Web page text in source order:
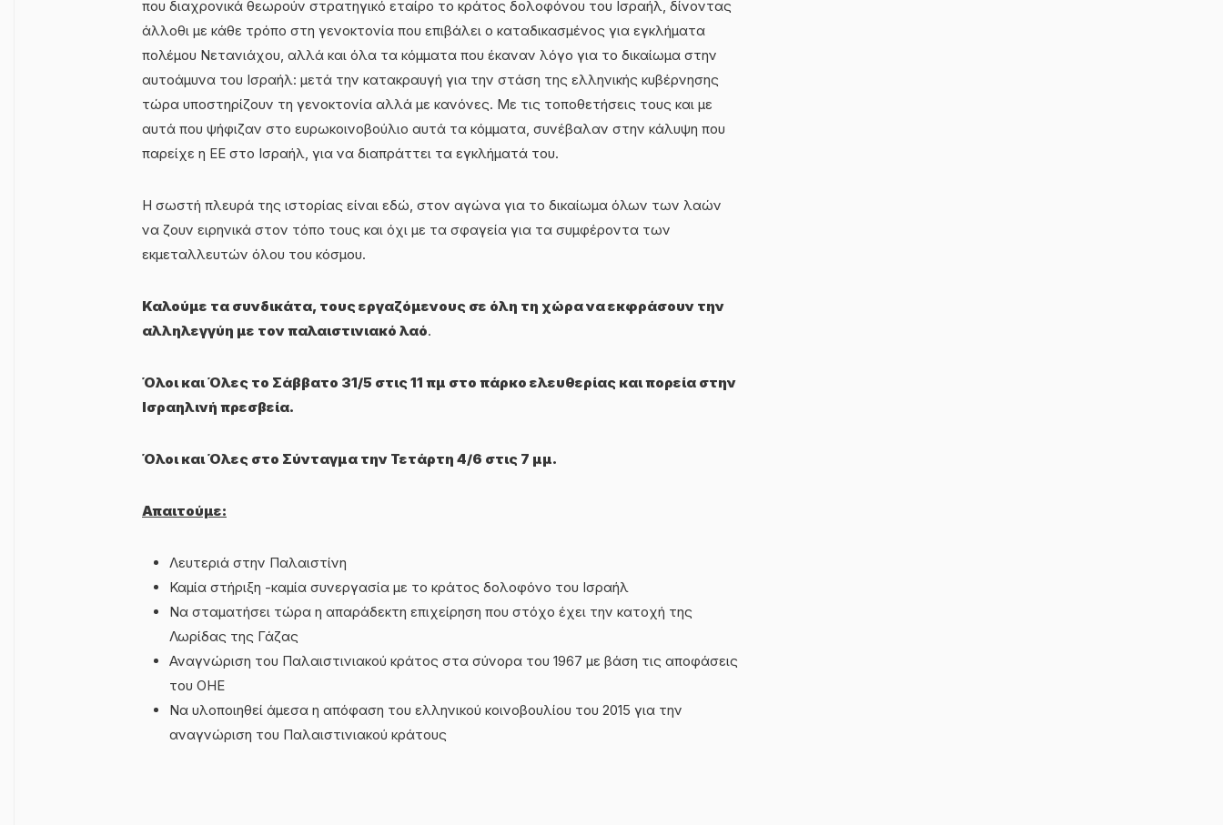
που διαχρονικά θεωρούν στρατηγικό εταίρο το κράτος δολοφόνου του Ισραήλ, δίνοντας
άλλοθι με κάθε τρόπο στη γενοκτονία που επιβάλει ο καταδικασμένος για εγκλήματα
πολέμου Νετανιάχου, αλλά και όλα τα κόμματα που έκαναν λόγο για το δικαίωμα στην
αυτοάμυνα του Ισραήλ: μετά την κατακραυγή για την στάση της ελληνικής κυβέρνησης
τώρα υποστηρίζουν τη γενοκτονία αλλά με κανόνες. Με τις τοποθετήσεις τους και με
αυτά που ψήφιζαν στο ευρωκοινοβούλιο αυτά τα κόμματα, συνέβαλαν στην κάλυψη που
παρείχε η ΕΕ στο Ισραήλ, για να διαπράττει τα εγκλήματά του.
Η σωστή πλευρά της ιστορίας είναι εδώ, στον αγώνα για το δικαίωμα όλων των λαών
να ζουν ειρηνικά στον τόπο τους και όχι με τα σφαγεία για τα συμφέροντα των
εκμεταλλευτών όλου του κόσμου.
Καλούμε τα συνδικάτα, τους εργαζόμενους σε όλη τη χώρα να εκφράσουν την
αλληλεγγύη με τον παλαιστινιακό λαό.
Όλοι και Όλες το Σάββατο 31/5 στις 11 πμ στο πάρκο ελευθερίας και πορεία στην
Ισραηλινή πρεσβεία.
Όλοι και Όλες στο Σύνταγμα την Τετάρτη 4/6 στις 7 μμ.
Απαιτούμε:
Λευτεριά στην Παλαιστίνη
Καμία στήριξη -καμία συνεργασία με το κράτος δολοφόνο του Ισραήλ
Να σταματήσει τώρα η απαράδεκτη επιχείρηση που στόχο έχει την κατοχή της
Λωρίδας της Γάζας
Αναγνώριση του Παλαιστινιακού κράτος στα σύνορα του 1967 με βάση τις αποφάσεις
του ΟΗΕ
Να υλοποιηθεί άμεσα η απόφαση του ελληνικού κοινοβουλίου του 2015 για την
αναγνώριση του Παλαιστινιακού κράτους